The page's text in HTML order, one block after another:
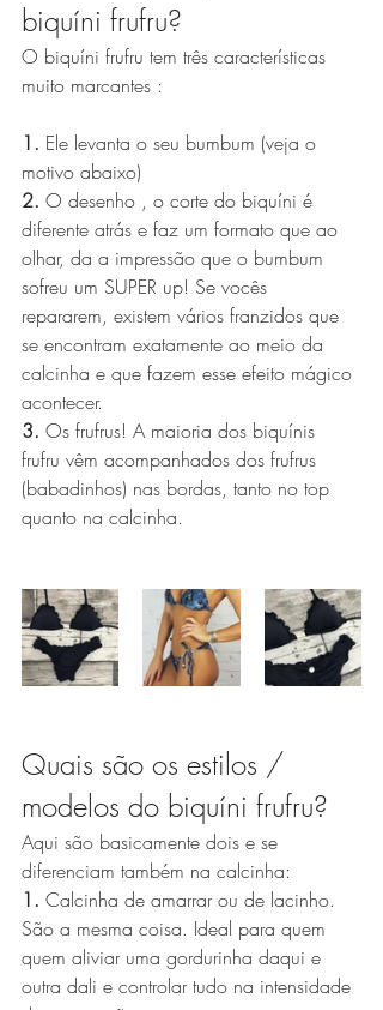
biquíni frufru?
O biquíni frufru tem três características
muito marcantes :
1. Ele levanta o seu bumbum (veja o
motivo abaixo)
2. O desenho , o corte do biquíni é
diferente atrás e faz um formato que ao
olhar, da a impressão que o bumbum
sofreu um SUPER up! Se vocês
repararem, existem vários franzidos que
se encontram exatamente ao meio da
calcinha e que fazem esse efeito mágico
acontecer.
3. Os frufrus! A maioria dos biquínis
frufru vêm acompanhados dos frufrus
(babadinhos) nas bordas, tanto no top
quanto na calcinha.
Quais são os estilos /
modelos do biquíni frufru?
Aqui são basicamente dois e se
diferenciam também na calcinha:
1. Calcinha de amarrar ou de lacinho.
São a mesma coisa. Ideal para quem
quem aliviar uma gordurinha daqui e
outra dali e controlar tudo na intensidade